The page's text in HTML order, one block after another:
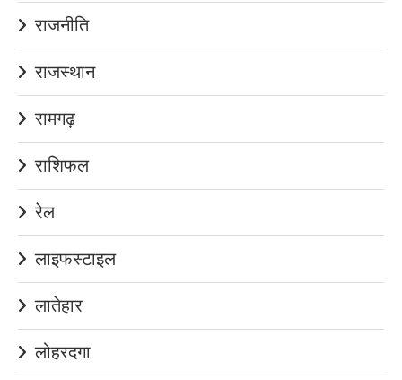
राजनीति
राजस्थान
रामगढ़
राशिफल
रेल
लाइफस्टाइल
लातेहार
लोहरदगा